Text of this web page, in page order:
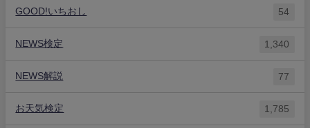
GOOD!いちおし 54
NEWS検定 1,340
NEWS解説 77
お天気検定 1,785